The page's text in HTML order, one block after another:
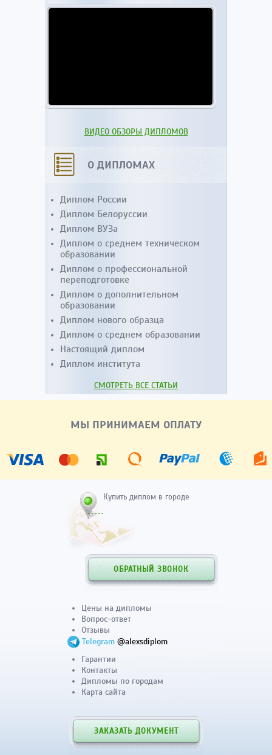
ВИДЕО ОБЗОРЫ ДИПЛОМОВ
О ДИПЛОМАХ
Диплом России
Диплом Белоруссии
Диплом ВУЗа
Диплом о среднем техническом
образовании
Диплом о профессиональной
переподготовке
Диплом о дополнительном
образовании
Диплом нового образца
Диплом о среднем образовании
Настоящий диплом
Диплом института
СМОТРЕТЬ ВСЕ СТАТЬИ
МЫ ПРИНИМАЕМ ОПЛАТУ
Купить диплом в городе
ОБРАТНЫЙ ЗВОНОК
Цены на дипломы
Вопрос-ответ
Отзывы
Telegram @alexsdiplom
Гарантии
Контакты
Дипломы по городам
Карта сайта
ЗАКАЗАТЬ ДОКУМЕНТ